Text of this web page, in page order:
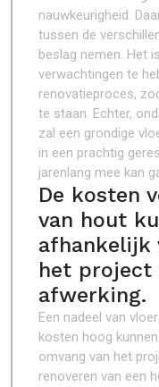
nauwkeurigheid.
tussen de
beslag nemen. Het
verwachtingen te
renovatieproces,
te staan. Echter,
zal een grondige
in een prachtig
jarenlang mee kan
De kosten
van hout
afhankelijk
het project
afwerking.
Een nadeel van
kosten hoog
omvang van het
renoveren van een